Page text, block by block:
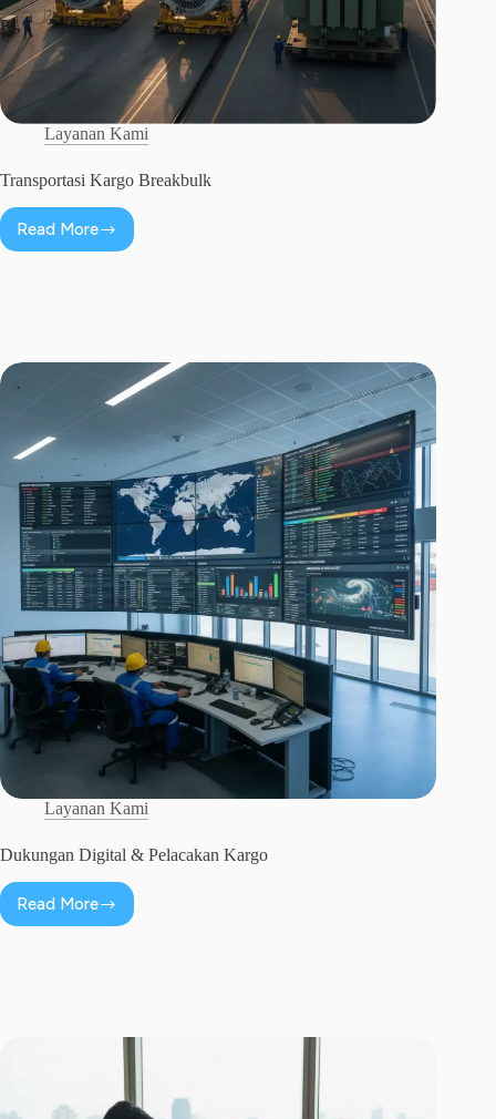
Layanan Kami
Transportasi Kargo Breakbulk
Read MoreTransportasi
Kargo
Layanan Kami
Dukungan Digital & Pelacakan Kargo
Read MoreDukungan
Digital